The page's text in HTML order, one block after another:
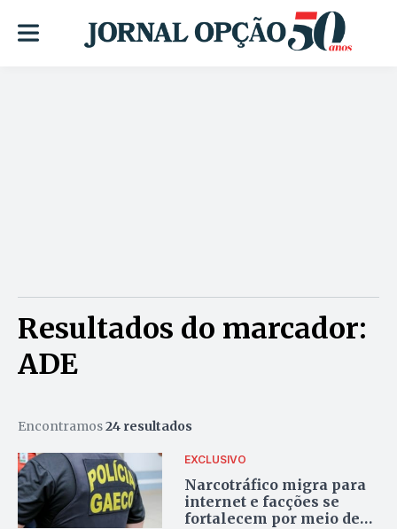
Resultados do marcador:
ADE
Encontramos24 resultados
EXCLUSIVO
Narcotráfico migra para
internet e facções se
fortalecem por meio de